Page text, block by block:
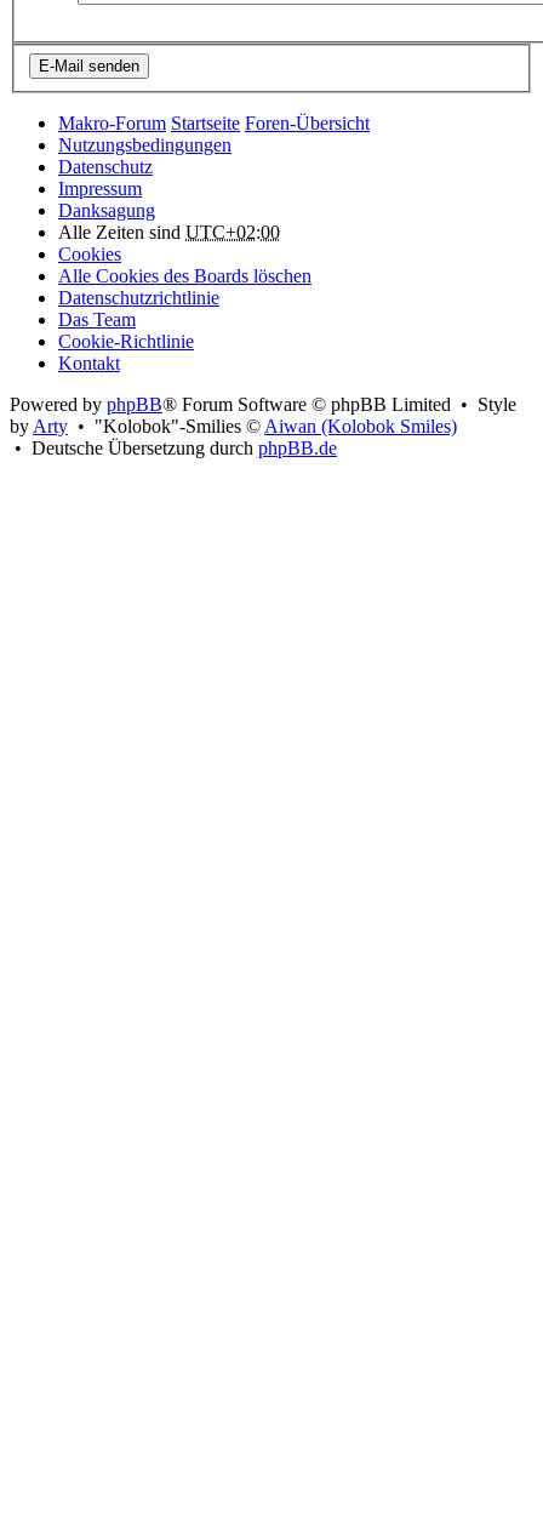
Makro-Forum Startseite Foren-Übersicht
Nutzungsbedingungen
Datenschutz
Impressum
Danksagung
Alle Zeiten sind UTC+02:00
Cookies
Alle Cookies des Boards löschen
Datenschutzrichtlinie
Das Team
Cookie-Richtlinie
Kontakt
Powered by phpBB® Forum Software © phpBB Limited • Style
by Arty • "Kolobok"-Smilies © Aiwan (Kolobok Smiles)
• Deutsche Übersetzung durch phpBB.de